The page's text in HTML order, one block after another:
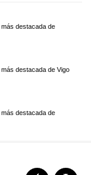
destacada de
destacada de Vigo
destacada de